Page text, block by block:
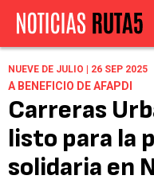
NUEVE DE JULIO | 26 SEP 2025
A BENEFICIO DE AFAPDI
Carreras
listo para la
solidaria en